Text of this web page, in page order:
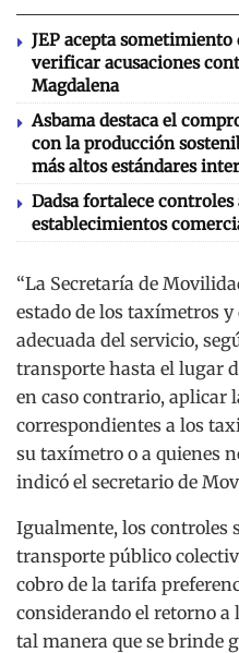
JEP acepta
verificar acusaciones
Magdalena
Asbama destaca el
con la producción
más altos estándares
Dadsa fortalece
establecimientos
“La Secretaría de
estado de los taxímetros y
adecuada del servicio,
transporte hasta el lugar
en caso contrario, aplicar
correspondientes a los
su taxímetro o a quienes
indicó el secretario de
Igualmente, los controles
transporte público
cobro de la tarifa
considerando el retorno a
tal manera que se brinde